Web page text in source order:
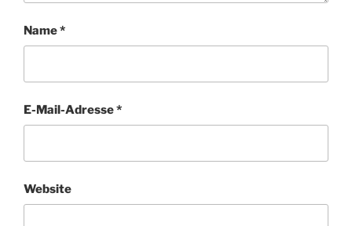
Name*
E-Mail-Adresse*
Website